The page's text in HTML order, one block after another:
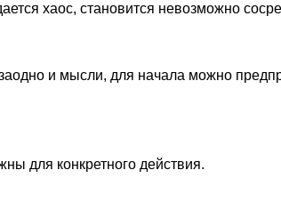
хаос, становится невозможно
и мысли, для начала можно
для конкретного действия.